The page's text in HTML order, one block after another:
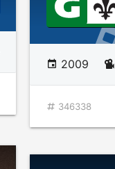
2009
346338